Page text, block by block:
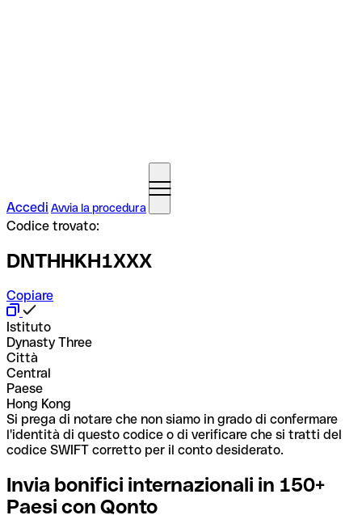
Accedi Avvia la procedura
Codice trovato:
DNTHHKH1XXX
Copiare
Istituto
Dynasty Three
Città
Central
Paese
Hong Kong
Si prega di notare che non siamo in grado di confermare
l'identità di questo codice o di verificare che si tratti del
codice SWIFT corretto per il conto desiderato.
Invia bonifici internazionali in 150+
Paesi con Qonto